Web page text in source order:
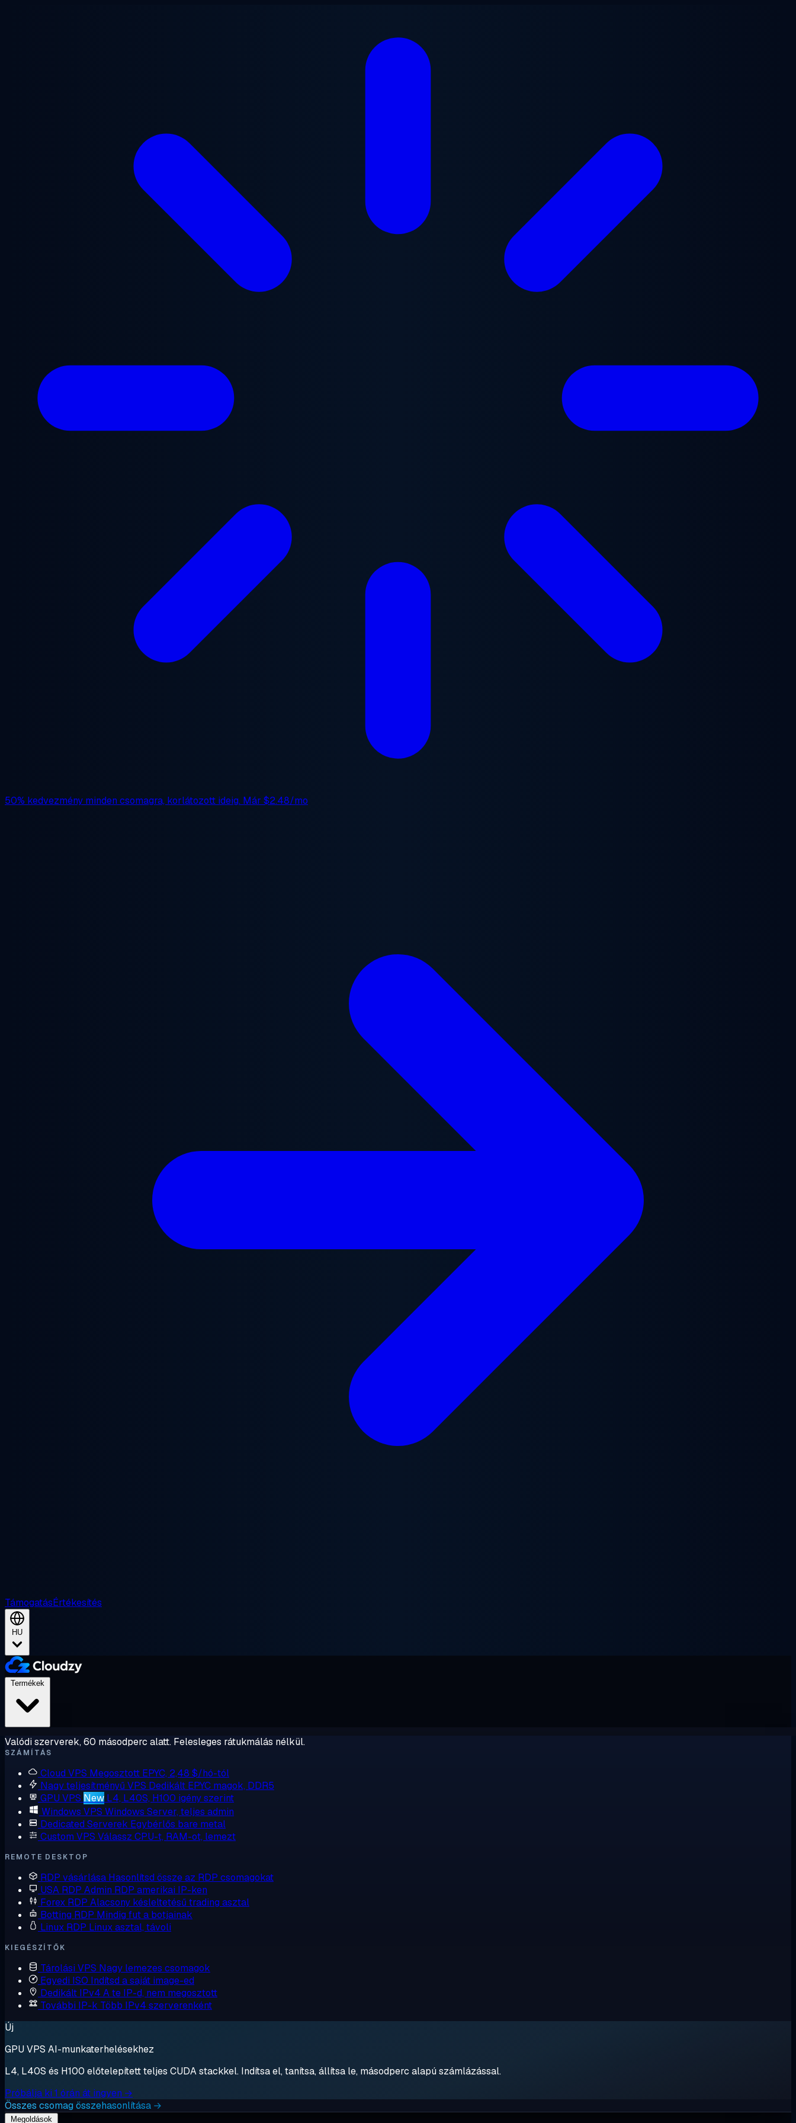
50% kedvezmény minden csomagra, korlátozott ideig. Már $2.48/mo
TámogatásÉrtékesítés
HU
Valódi szerverek, 60 másodperc alatt. Felesleges rátukmálás nélkül.
SZÁMÍTÁS
Cloud VPS Megosztott EPYC, 2,48 $/hó-tól
Nagy teljesítményű VPS Dedikált EPYC magok, DDR5
GPU VPS New L4, L40S, H100 igény szerint
Windows VPS Windows Server, teljes admin
Dedicated Serverek Egybérlős bare metal
Custom VPS Válassz CPU-t, RAM-ot, lemezt
REMOTE DESKTOP
RDP vásárlása Hasonlítsd össze az RDP csomagokat
USA RDP Admin RDP amerikai IP-ken
Forex RDP Alacsony késleltetésű trading asztal
Botting RDP Mindig fut a botjainak
Linux RDP Linux asztal, távoli
KIEGÉSZÍTŐK
Tárolási VPS Nagy lemezes csomagok
Egyedi ISO Indítsd a saját image-ed
Dedikált IPv4 A te IP-d, nem megosztott
További IP-k Több IPv4 szerverenként
Új
GPU VPS AI-munkaterhelésekhez
L4, L40S és H100 előtelepített teljes CUDA stackkel. Indítsa el, tanítsa, állítsa le, másodperc alapú számlázással.
Próbálja ki 1 órán át ingyen →
Összes csomag összehasonlítása →